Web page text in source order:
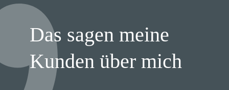
Das sagen meine
Kunden über mich